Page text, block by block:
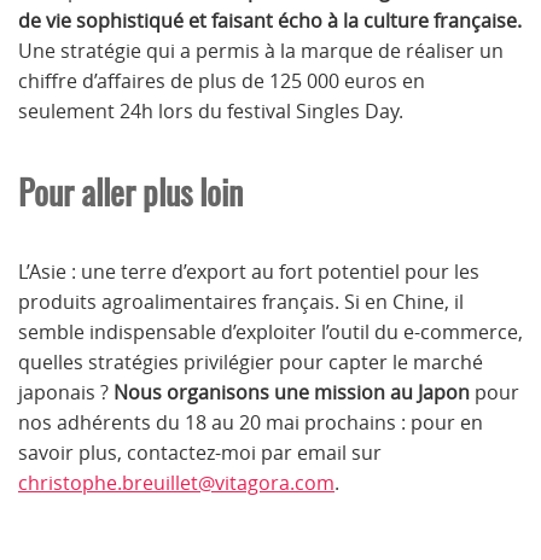
de vie sophistiqué et faisant écho à la culture française.
Une stratégie qui a permis à la marque de réaliser un
chiffre d’affaires de plus de 125 000 euros en
seulement 24h lors du festival Singles Day.
Pour aller plus loin
L’Asie : une terre d’export au fort potentiel pour les
produits agroalimentaires français. Si en Chine, il
semble indispensable d’exploiter l’outil du e-commerce,
quelles stratégies privilégier pour capter le marché
japonais ? Nous organisons une mission au Japon pour
nos adhérents du 18 au 20 mai prochains : pour en
savoir plus, contactez-moi par email sur
christophe.breuillet@vitagora.com.